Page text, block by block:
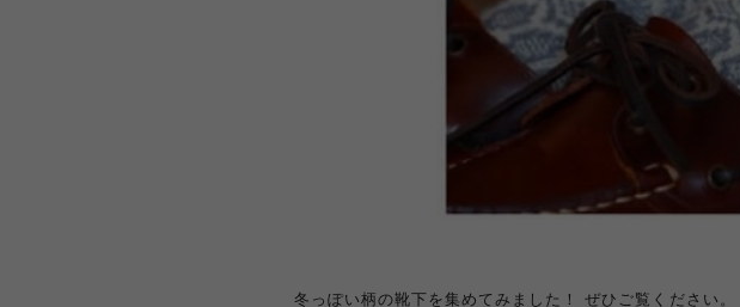
冬っぽい柄の靴下を集めてみました！ ぜひご覧ください。